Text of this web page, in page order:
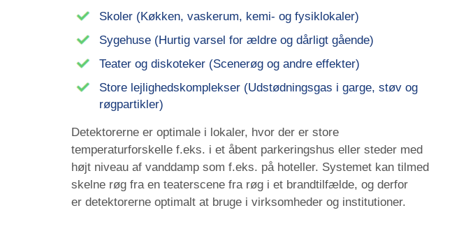
Skoler (Køkken, vaskerum, kemi- og fysiklokaler)
Sygehuse (Hurtig varsel for ældre og dårligt gående)
Teater og diskoteker (Scenerøg og andre effekter)
Store lejlighedskomplekser (Udstødningsgas i garge, støv og
røgpartikler)
Detektorerne er optimale i lokaler, hvor der er store
temperaturforskelle f.eks. i et åbent parkeringshus eller steder med
højt niveau af vanddamp som f.eks. på hoteller. Systemet kan tilmed
skelne røg fra en teaterscene fra røg i et brandtilfælde, og derfor
er detektorerne optimalt at bruge i virksomheder og institutioner.